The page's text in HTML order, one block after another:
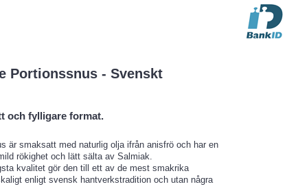
Portionssnus - Svenskt
och fylligare format.
är smaksatt med naturlig olja ifrån anisfrö och har en
rökighet och lätt sälta av Salmiak.
kvalitet gör den till ett av de mest smakrika
enligt svensk hantverkstradition och utan några